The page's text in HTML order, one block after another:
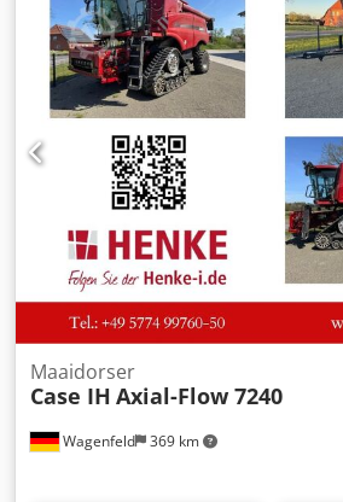
24.500,00 (exclusief BTW). Locatie: null
Wagenfeld 369 km
Maaidorser
Case IH Axial-Flow 7240